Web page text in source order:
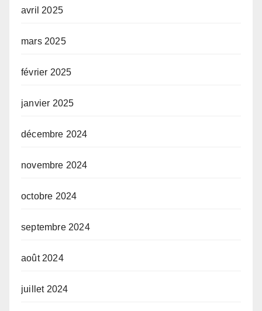
avril 2025
mars 2025
février 2025
janvier 2025
décembre 2024
novembre 2024
octobre 2024
septembre 2024
août 2024
juillet 2024